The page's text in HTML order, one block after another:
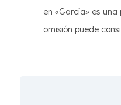
en «García» es
omisión puede